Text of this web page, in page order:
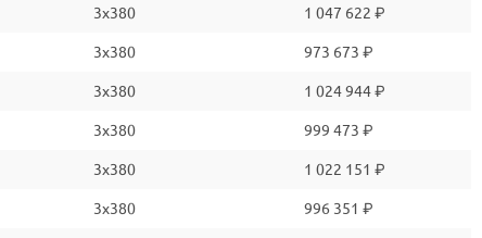
3x380 1 047 622 ₽
3x380 973 673 ₽
3x380 1 024 944 ₽
3x380 999 473 ₽
3x380 1 022 151 ₽
3x380 996 351 ₽